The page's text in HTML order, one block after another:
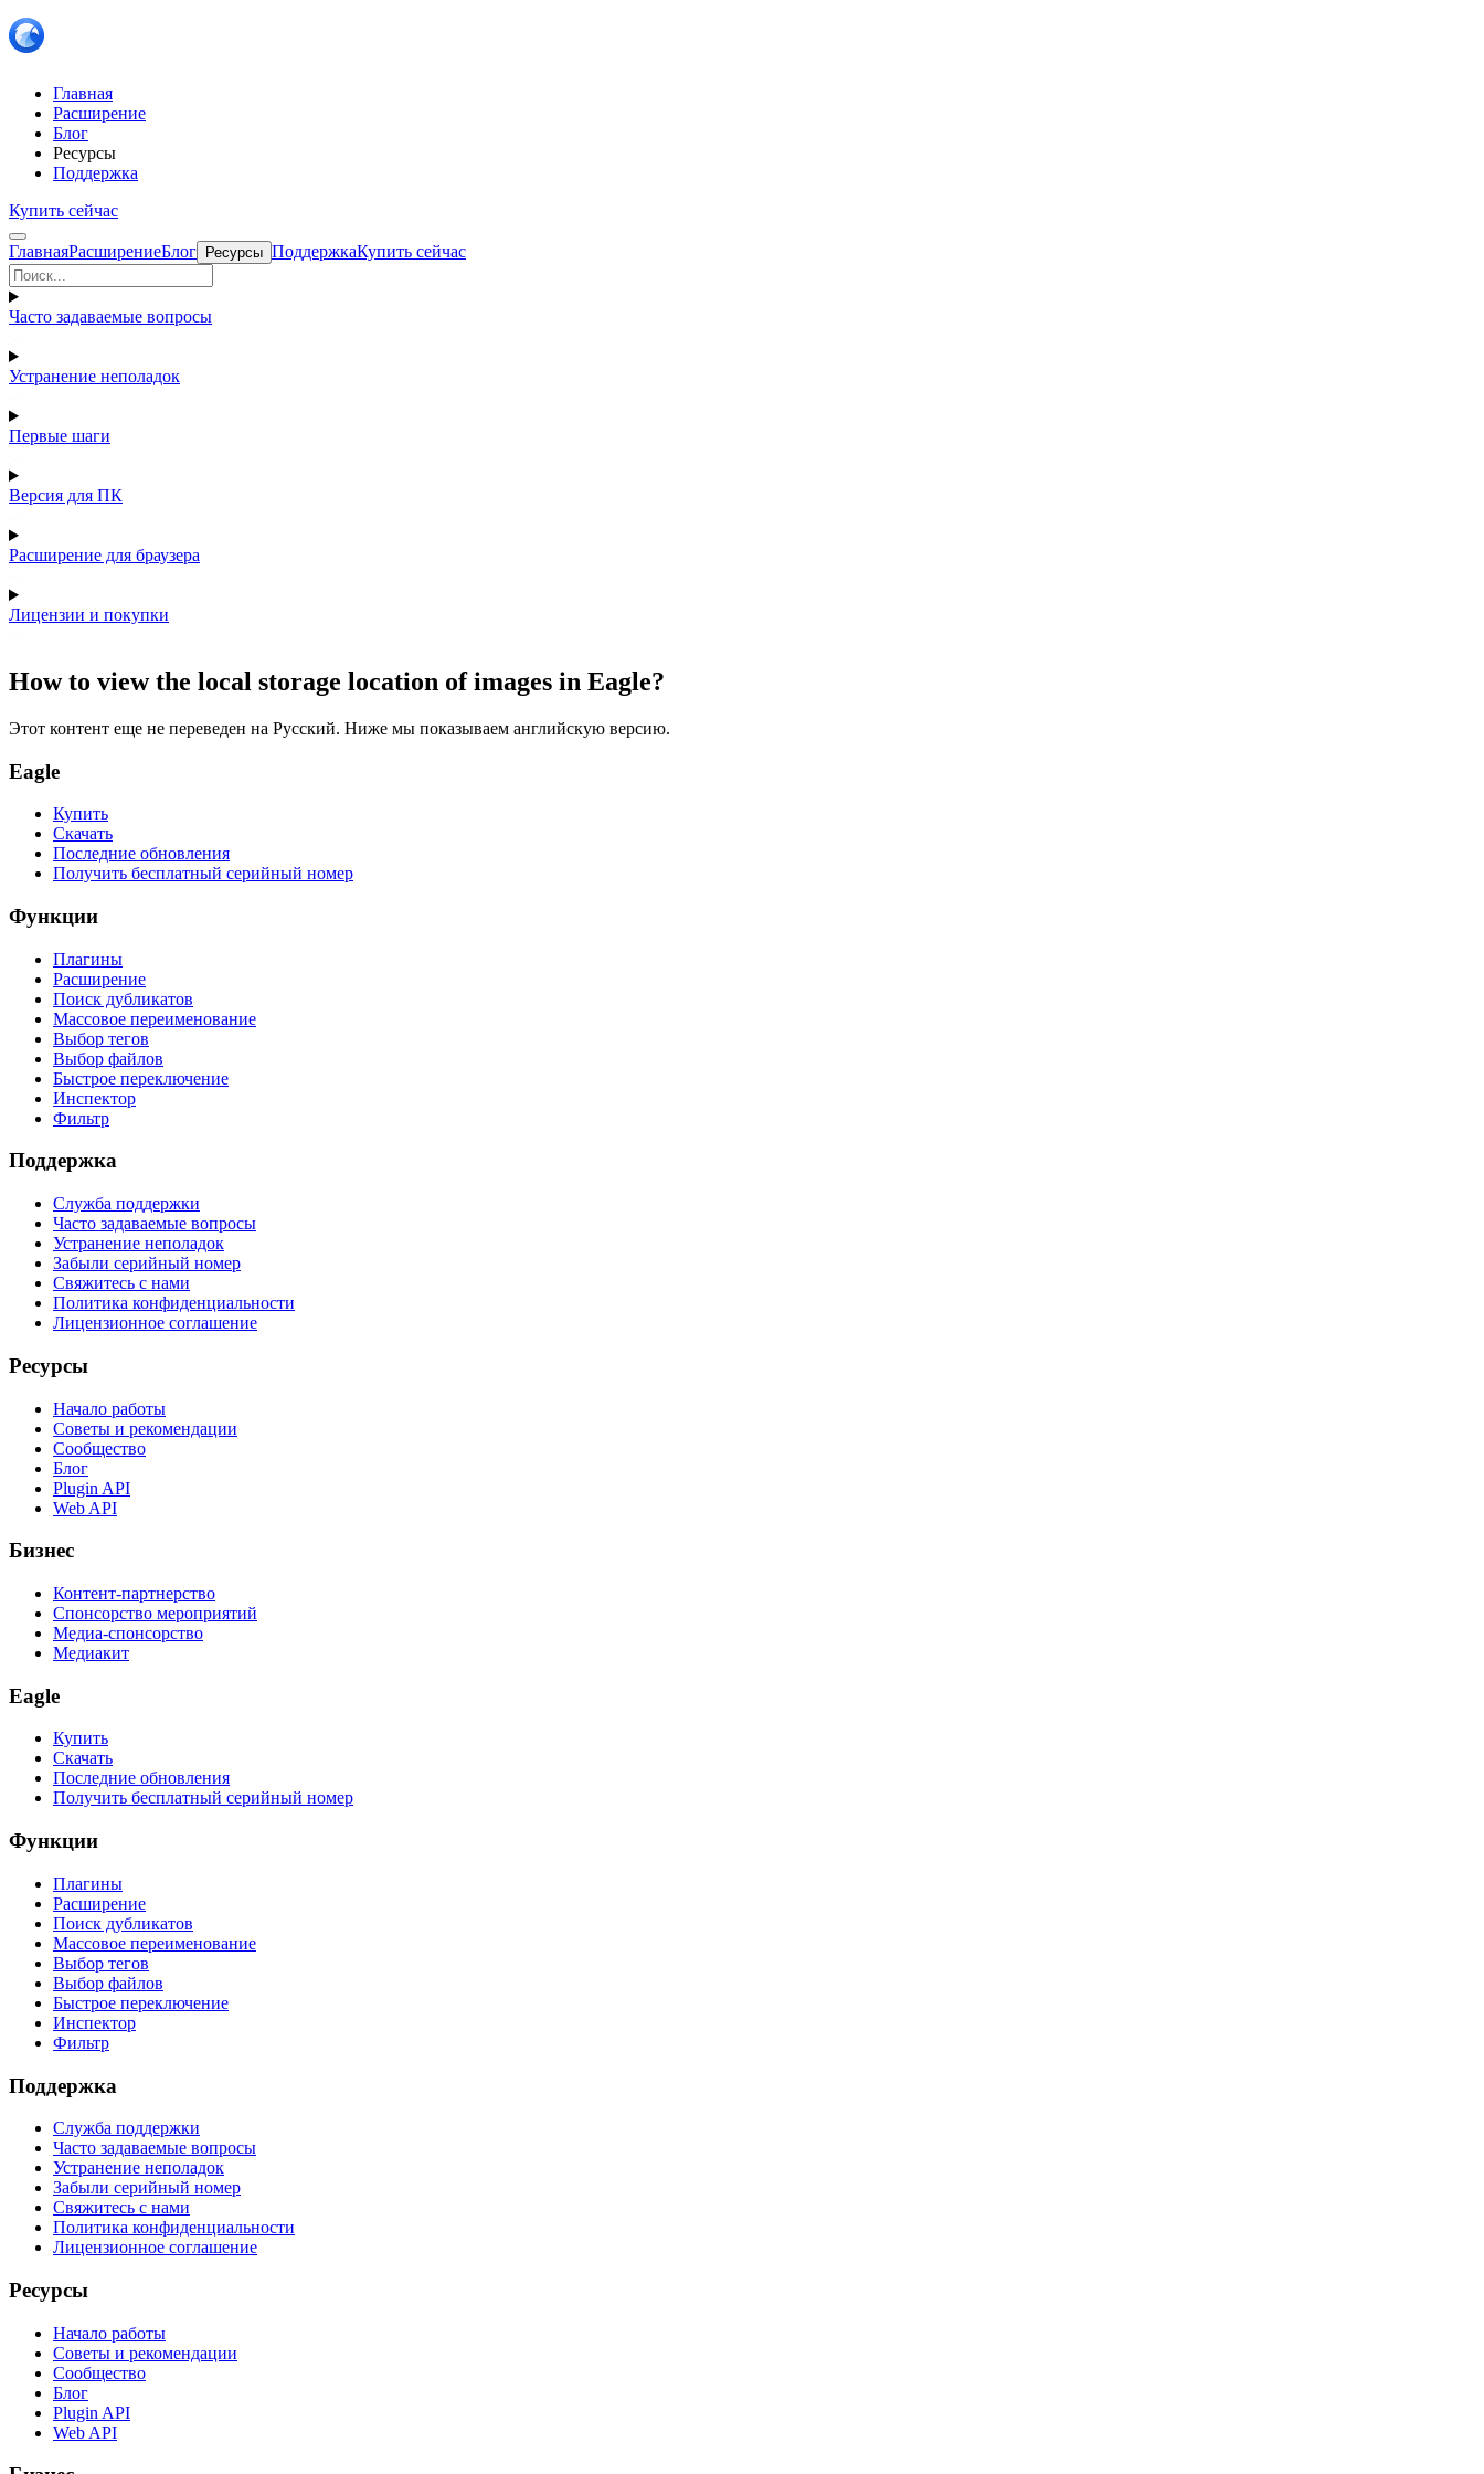
Главная
Расширение
Блог
Ресурсы
Поддержка
Купить сейчас
ГлавнаяРасширениеБлог Ресурсы ПоддержкаКупить сейчас
Часто задаваемые вопросы
Устранение неполадок
Первые шаги
Версия для ПК
Расширение для браузера
Лицензии и покупки
How to view the local storage location of images in Eagle?
Этот контент еще не переведен на Русский. Ниже мы показываем английскую версию.
Eagle
Купить
Скачать
Последние обновления
Получить бесплатный серийный номер
Функции
Плагины
Расширение
Поиск дубликатов
Массовое переименование
Выбор тегов
Выбор файлов
Быстрое переключение
Инспектор
Фильтр
Поддержка
Служба поддержки
Часто задаваемые вопросы
Устранение неполадок
Забыли серийный номер
Свяжитесь с нами
Политика конфиденциальности
Лицензионное соглашение
Ресурсы
Начало работы
Советы и рекомендации
Сообщество
Блог
Plugin API
Web API
Бизнес
Контент-партнерство
Спонсорство мероприятий
Медиа-спонсорство
Медиакит
Eagle
Купить
Скачать
Последние обновления
Получить бесплатный серийный номер
Функции
Плагины
Расширение
Поиск дубликатов
Массовое переименование
Выбор тегов
Выбор файлов
Быстрое переключение
Инспектор
Фильтр
Поддержка
Служба поддержки
Часто задаваемые вопросы
Устранение неполадок
Забыли серийный номер
Свяжитесь с нами
Политика конфиденциальности
Лицензионное соглашение
Ресурсы
Начало работы
Советы и рекомендации
Сообщество
Блог
Plugin API
Web API